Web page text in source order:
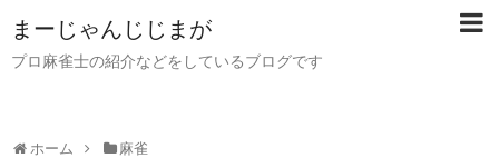
まーじゃんじじまが
プロ麻雀士の紹介などをしているブログです
ホーム 麻雀